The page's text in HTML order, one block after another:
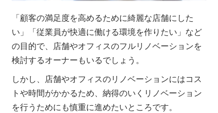
「顧客の満足度を高めるために綺麗な店舗にした
い」「従業員が快適に働ける環境を作りたい」など
の目的で、店舗やオフィスのフルリノベーションを
検討するオーナーもいるでしょう。
しかし、店舗やオフィスのリノベーションにはコス
トや時間がかかるため、納得のいくリノベーション
を行うためにも慎重に進めたいところです。